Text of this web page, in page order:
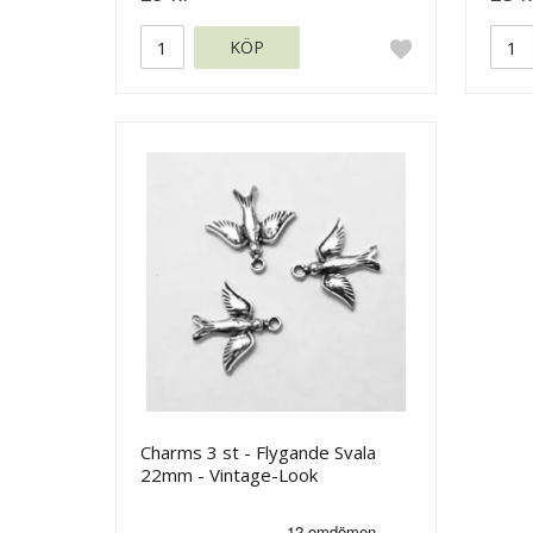
KÖP
Charms 3 st - Flygande Svala
22mm - Vintage-Look